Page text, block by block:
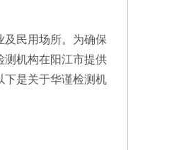
及民用场所。为确保
机构在阳江市提供
下是关于华谨检测机